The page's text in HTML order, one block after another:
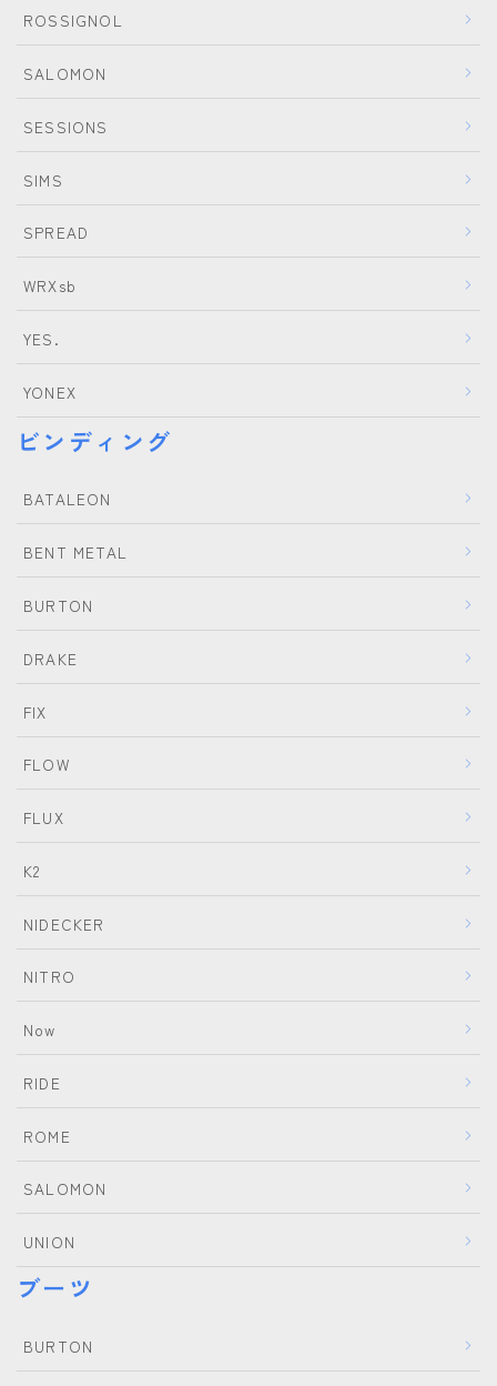
ROSSIGNOL
SALOMON
SESSIONS
SIMS
SPREAD
WRXsb
YES.
YONEX
ビンディング
BATALEON
BENT METAL
BURTON
DRAKE
FIX
FLOW
FLUX
K2
NIDECKER
NITRO
Now
RIDE
ROME
SALOMON
UNION
ブーツ
BURTON